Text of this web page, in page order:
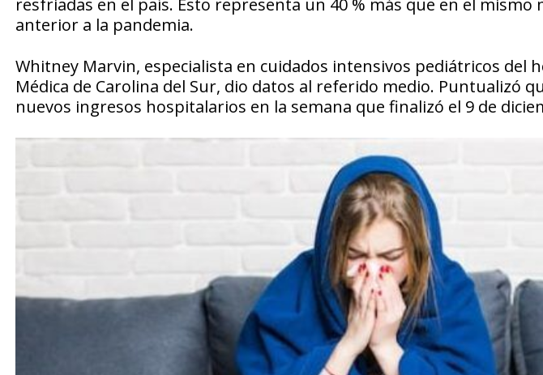
resfriadas en el país. Esto representa un 40 % más que en el mismo
anterior a la pandemia.
Whitney Marvin, especialista en cuidados intensivos pediátricos del
Médica de Carolina del Sur, dio datos al referido medio. Puntualizó
nuevos ingresos hospitalarios en la semana que finalizó el 9 de